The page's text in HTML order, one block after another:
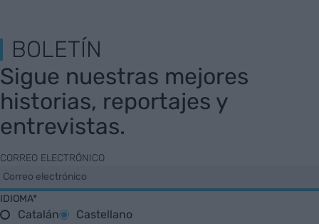
BOLETÍN
Sigue nuestras mejores
historias, reportajes y
entrevistas.
CORREO ELECTRÓNICO
IDIOMA*
Catalán Castellano